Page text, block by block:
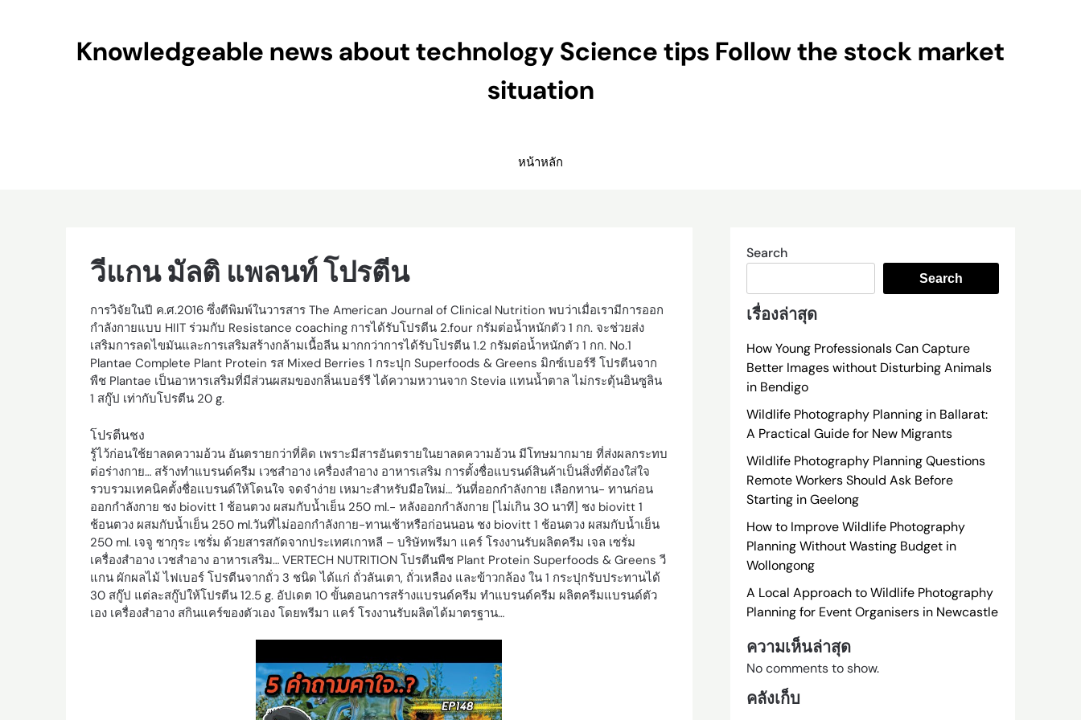
Knowledgeable news about technology Science tips Follow the stock market
situation
หน้าหลัก
วีแกน มัลติ แพลนท์ โปรตีน
การวิจัยในปี ค.ศ.2016 ซึ่งตีพิมพ์ในวารสาร The American Journal of Clinical Nutrition พบว่าเมื่อเรามีการออก
กำลังกายแบบ HIIT ร่วมกับ Resistance coaching การได้รับโปรตีน 2.four กรัมต่อน้ำหนักตัว 1 กก. จะช่วยส่ง
เสริมการลดไขมันและการเสริมสร้างกล้ามเนื้อลีน มากกว่าการได้รับโปรตีน 1.2 กรัมต่อน้ำหนักตัว 1 กก. No.1
Plantae Complete Plant Protein รส Mixed Berries 1 กระปุก Superfoods & Greens มิกซ์เบอร์รี โปรตีนจาก
พืช Plantae เป็นอาหารเสริมที่มีส่วนผสมของกลิ่นเบอร์รี ได้ความหวานจาก Stevia แทนน้ำตาล ไม่กระตุ้นอินซูลิน
1 สกู๊ป เท่ากับโปรตีน 20 g.
โปรตีนชง
รู้ไว้ก่อนใช้ยาลดความอ้วน อันตรายกว่าที่คิด เพราะมีสารอันตรายในยาลดความอ้วน มีโทษมากมาย ที่ส่งผลกระทบ
ต่อร่างกาย… สร้างทำแบรนด์ครีม เวชสำอาง เครื่องสำอาง อาหารเสริม การตั้งชื่อแบรนด์สินค้าเป็นสิ่งที่ต้องใส่ใจ
รวบรวมเทคนิคตั้งชื่อแบรนด์ให้โดนใจ จดจำง่าย เหมาะสำหรับมือใหม่… วันที่ออกกำลังกาย เลือกทาน- ทานก่อน
ออกกำลังกาย ชง biovitt 1 ช้อนตวง ผสมกับน้ำเย็น 250 ml.- หลังออกกำลังกาย [ไม่เกิน 30 นาที] ชง biovitt 1
ช้อนตวง ผสมกับน้ำเย็น 250 ml.วันที่ไม่ออกกำลังกาย-ทานเช้าหรือก่อนนอน ชง biovitt 1 ช้อนตวง ผสมกับน้ำเย็น
250 ml. เจจู ซากุระ เซรั่ม ด้วยสารสกัดจากประเทศเกาหลี – บริษัทพรีมา แคร์ โรงงานรับผลิตครีม เจล เซรั่ม
เครื่องสำอาง เวชสำอาง อาหารเสริม… VERTECH NUTRITION โปรตีนพืช Plant Protein Superfoods & Greens วี
แกน ผักผลไม้ ไฟเบอร์ โปรตีนจากถั่ว 3 ชนิด ได้แก่ ถั่วลันเตา, ถั่วเหลือง และข้าวกล้อง ใน 1 กระปุกรับประทานได้
30 สกู๊ป แต่ละสกู๊ปให้โปรตีน 12.5 g. อัปเดต 10 ขั้นตอนการสร้างแบรนด์ครีม ทำแบรนด์ครีม ผลิตครีมแบรนด์ตัว
เอง เครื่องสำอาง สกินแคร์ของตัวเอง โดยพรีมา แคร์ โรงงานรับผลิตได้มาตรฐาน…
Search
Search
เรื่องล่าสุด
How Young Professionals Can Capture
Better Images without Disturbing Animals
in Bendigo
Wildlife Photography Planning in Ballarat:
A Practical Guide for New Migrants
Wildlife Photography Planning Questions
Remote Workers Should Ask Before
Starting in Geelong
How to Improve Wildlife Photography
Planning Without Wasting Budget in
Wollongong
A Local Approach to Wildlife Photography
Planning for Event Organisers in Newcastle
ความเห็นล่าสุด
No comments to show.
คลังเก็บ